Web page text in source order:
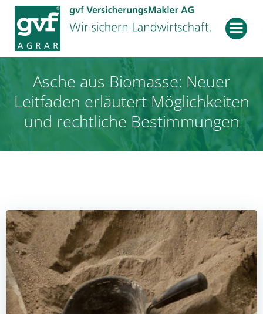
Zum
Inhalt
springen
Asche aus Biomasse: Neuer
Leitfaden erläutert Möglichkeiten
und rechtliche Bestimmungen